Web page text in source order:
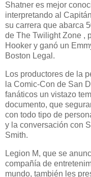
Shatner es mejor
interpretando al
su carrera que abarca
de The Twilight Zone ,
Hooker y ganó un
Boston Legal.
Los productores de la
la Comic-Con de San
fanáticos un vistazo
documento, que
con todo tipo de
y la conversación con
Smith.
Legion M, que se
compañía de
mundo, también les